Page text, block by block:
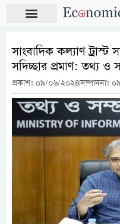
সাংবাদিক কল্যাণ ট্রাস্ট
সদিচ্ছার প্রমাণ: তথ্য ও
প্রকাশঃ ০৯/০৬/২০২৪সম্পাদনাঃ